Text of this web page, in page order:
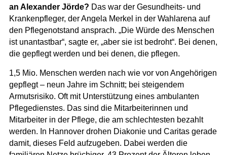
an Alexander Jörde? Das war der Gesundheits- und
Krankenpfleger, der Angela Merkel in der Wahlarena auf
den Pflegenotstand ansprach. „Die Würde des Menschen
ist unantastbar“, sagte er, „aber sie ist bedroht“. Bei denen,
die gepflegt werden und bei denen, die pflegen.
1,5 Mio. Menschen werden nach wie vor von Angehörigen
gepflegt – neun Jahre im Schnitt; bei steigendem
Armutsrisiko. Oft mit Unterstützung eines ambulanten
Pflegedienstes. Das sind die Mitarbeiterinnen und
Mitarbeiter in der Pflege, die am schlechtesten bezahlt
werden. In Hannover drohen Diakonie und Caritas gerade
damit, dieses Feld aufzugeben. Dabei werden die